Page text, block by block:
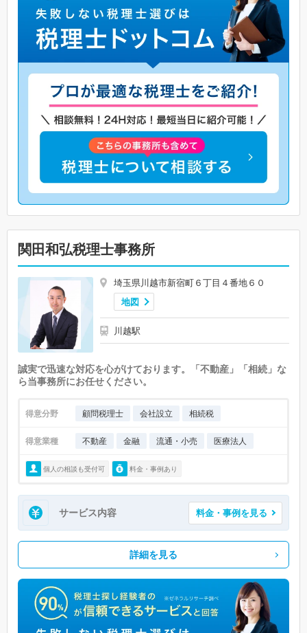
関田和弘税理士事務所
埼玉県川越市新宿町６丁目４番地６０
地図
川越駅
誠実で迅速な対応を心がけております。「不動産」「相続」な
ら当事務所にお任せください。
得意分野 顧問税理士 会社設立 相続税
得意業種 不動産 金融 流通・小売 医療法人
個人の相談も受付可 料金・事例あり
サービス内容 料金・事例を見る
詳細を見る